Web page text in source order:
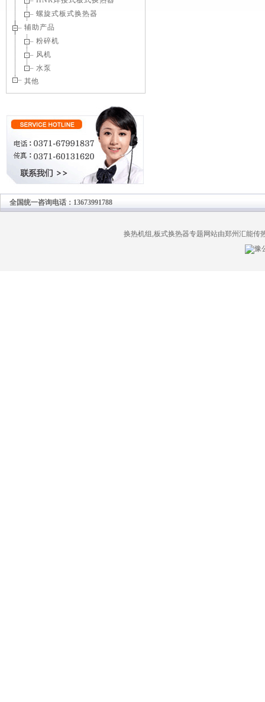
螺旋式板式换热器
辅助产品
粉碎机
风机
水泵
其他
全国统一咨询电话：13673991788
换热机组,板式换热器专题网站由郑州汇能传
豫